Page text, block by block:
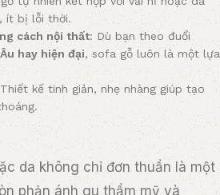
mái mà còn giúp không gian
trọng và đầy cảm hứng. Nếu
mẫu sofa phù hợp với phong
chắn là những lựa chọn không
Âu Scandinavian
minimalist cao cấp